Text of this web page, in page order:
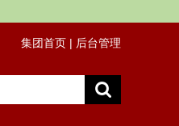
集团首页 | 后台管理